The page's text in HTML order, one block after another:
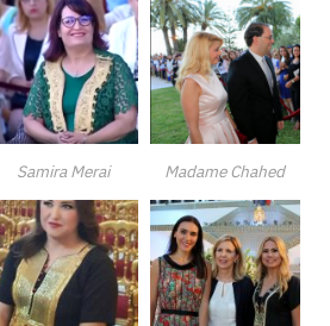
Samira Merai Madame Chahed